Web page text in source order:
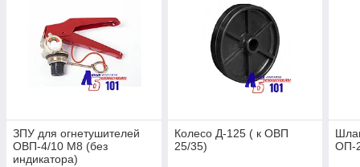
ЗПУ для огнетушителей
ОВП-4/10 М8 (без
индикатора)
Колесо Д-125 ( к ОВП
25/35)
ОП-